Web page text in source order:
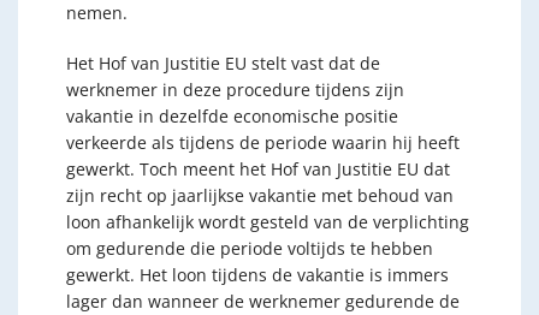
nemen.
Het Hof van Justitie EU stelt vast dat de
werknemer in deze procedure tijdens zijn
vakantie in dezelfde economische positie
verkeerde als tijdens de periode waarin hij heeft
gewerkt. Toch meent het Hof van Justitie EU dat
zijn recht op jaarlijkse vakantie met behoud van
loon afhankelijk wordt gesteld van de verplichting
om gedurende die periode voltijds te hebben
gewerkt. Het loon tijdens de vakantie is immers
lager dan wanneer de werknemer gedurende de